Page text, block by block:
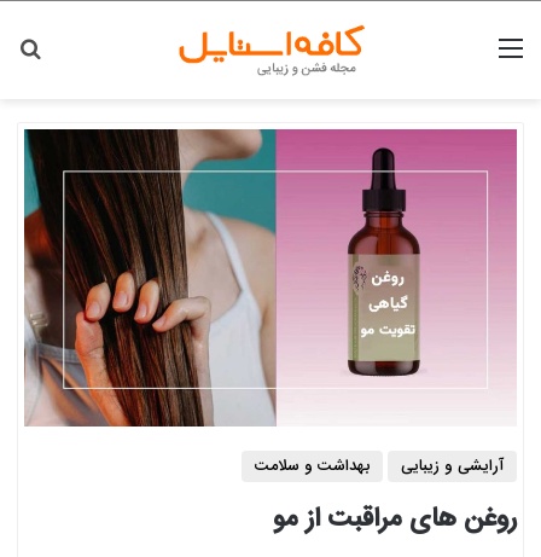
منو
آرایشی و زیبایی بهداشت و سلامت
روغن های مراقبت از مو